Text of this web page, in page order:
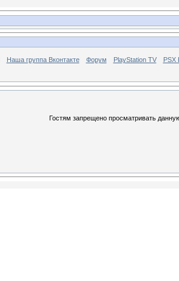
Наша группа Вконтакте Форум PlayStation TV PSX
Гостям запрещено просматривать